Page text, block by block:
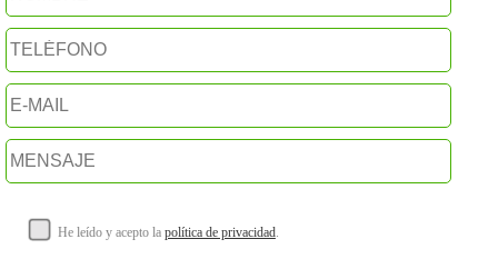
He leído y acepto la política de privacidad.